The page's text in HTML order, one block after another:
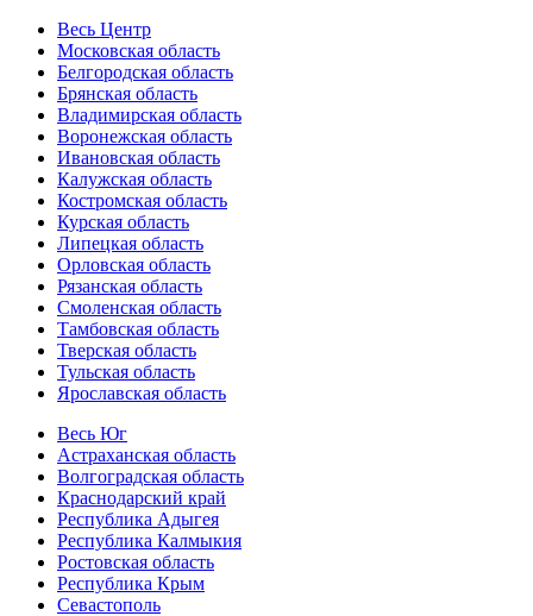
Весь Центр
Московская область
Белгородская область
Брянская область
Владимирская область
Воронежская область
Ивановская область
Калужская область
Костромская область
Курская область
Липецкая область
Орловская область
Рязанская область
Смоленская область
Тамбовская область
Тверская область
Тульская область
Ярославская область
Весь Юг
Астраханская область
Волгоградская область
Краснодарский край
Республика Адыгея
Республика Калмыкия
Ростовская область
Республика Крым
Севастополь